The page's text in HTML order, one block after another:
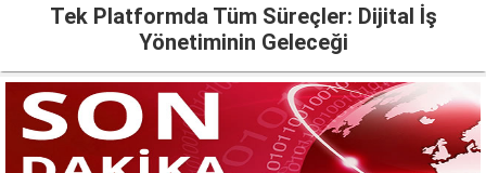
Tek Platformda Tüm Süreçler: Dijital İş
Yönetiminin Geleceği